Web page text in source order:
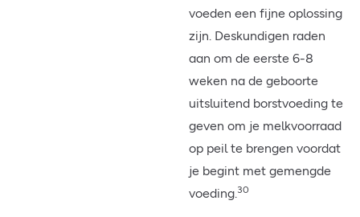
voeden een fijne oplossing
zijn. Deskundigen raden
aan om de eerste 6-8
weken na de geboorte
uitsluitend borstvoeding te
geven om je melkvoorraad
op peil te brengen voordat
je begint met gemengde
voeding.30